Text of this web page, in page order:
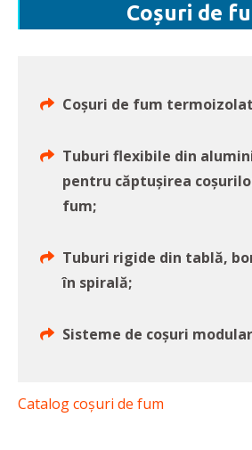
Coșuri de
Coșuri de fum
Tuburi flexibile din
pentru căptușirea
fum;
Tuburi rigide din tablă,
în spirală;
Sisteme de coșuri
Catalog coșuri de fum